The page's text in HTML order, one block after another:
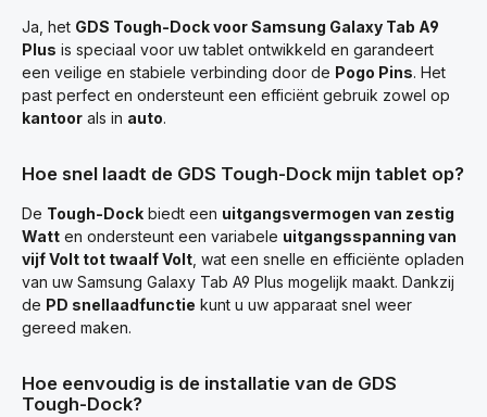
Ja, het GDS Tough-Dock voor Samsung Galaxy Tab A9
Plus is speciaal voor uw tablet ontwikkeld en garandeert
een veilige en stabiele verbinding door de Pogo Pins. Het
past perfect en ondersteunt een efficiënt gebruik zowel op
kantoor als in auto.
Hoe snel laadt de GDS Tough-Dock mijn tablet op?
De Tough-Dock biedt een uitgangsvermogen van zestig
Watt en ondersteunt een variabele uitgangsspanning van
vijf Volt tot twaalf Volt, wat een snelle en efficiënte opladen
van uw Samsung Galaxy Tab A9 Plus mogelijk maakt. Dankzij
de PD snellaadfunctie kunt u uw apparaat snel weer
gereed maken.
Hoe eenvoudig is de installatie van de GDS
Tough-Dock?